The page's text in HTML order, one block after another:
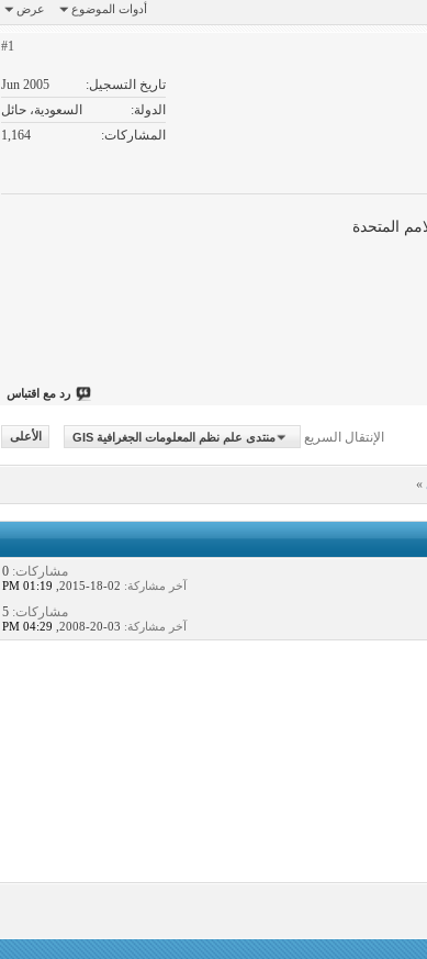
أدوات الموضوع عرض
#1
تاريخ التسجيل
Jun 2005
الدولة
السعودية، حائل
المشاركات
1,164
المتحدة
رد مع اقتباس
الإنتقال السريع منتدى علم نظم المعلومات الجغرافية GIS الأعلى
»
مشاركات:
آخر مشاركة: 01:19 PM
مشاركات:
آخر مشاركة: 04:29 PM